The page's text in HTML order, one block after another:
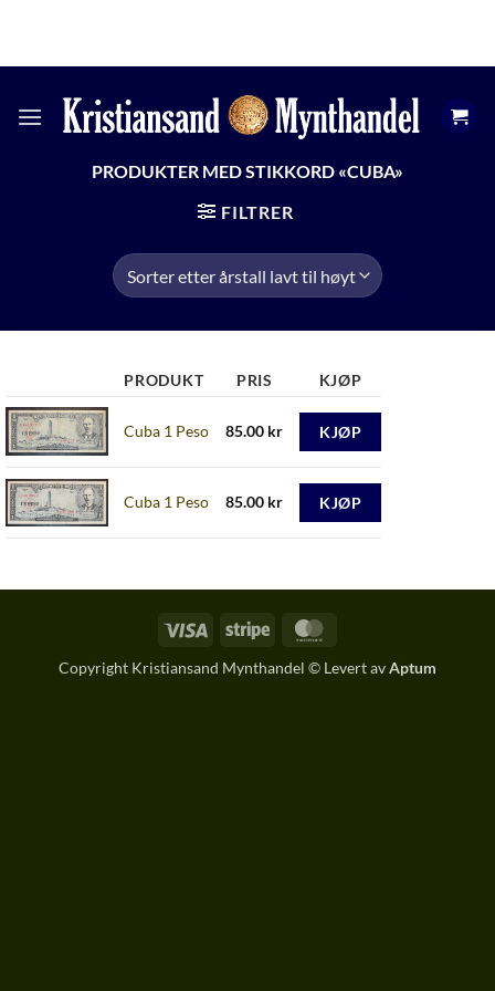
content
PRODUKTER MED STIKKORD «CUBA»
FILTRER
PRODUKT PRIS KJØP
Cuba 1 Peso 85.00 kr KJØP
Cuba 1 Peso 85.00 kr KJØP
Visa Stripe
Copyright Kristiansand Mynthandel © Levert avAptum